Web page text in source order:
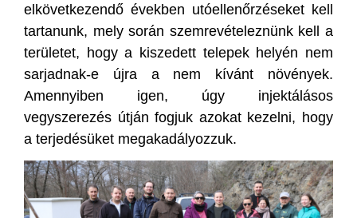
elkövetkezendő években utóellenőrzéseket kell
tartanunk, mely során szemrevételeznünk kell a
területet, hogy a kiszedett telepek helyén nem
sarjadnak-e újra a nem kívánt növények.
Amennyiben igen, úgy injektálásos
vegyszerezés útján fogjuk azokat kezelni, hogy
a terjedésüket megakadályozzuk.